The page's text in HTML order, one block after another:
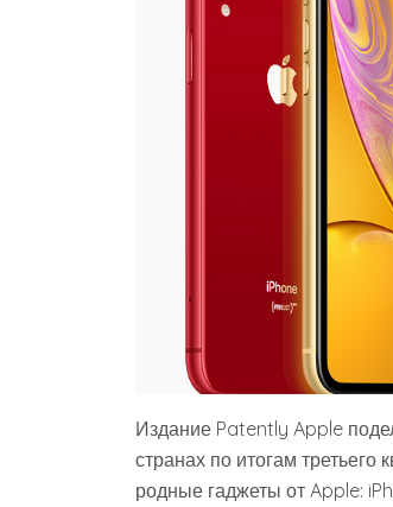
Издание Patently Apple
странах по итогам
родные гаджеты от Apple: